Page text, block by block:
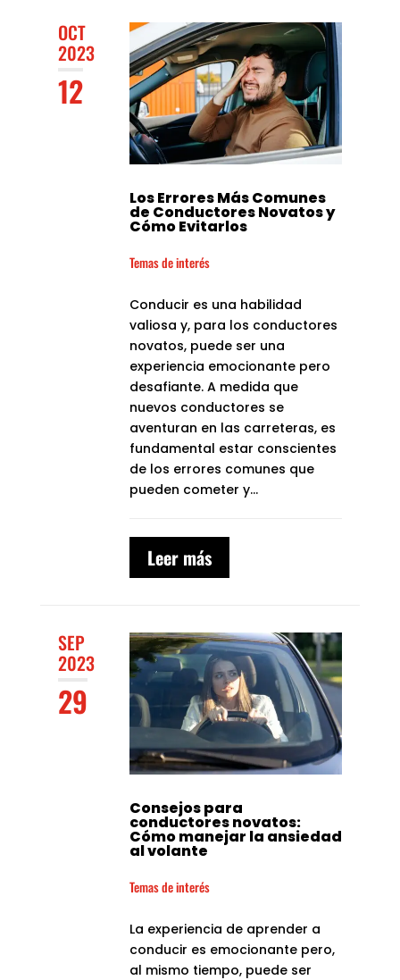
OCT
2023
12
Los Errores Más Comunes
de Conductores Novatos y
Cómo Evitarlos
Temas de interés
Conducir es una habilidad
valiosa y, para los conductores
novatos, puede ser una
experiencia emocionante pero
desafiante. A medida que
nuevos conductores se
aventuran en las carreteras, es
fundamental estar conscientes
de los errores comunes que
pueden cometer y...
Leer más
SEP
2023
29
Consejos para
conductores novatos:
Cómo manejar la ansiedad
al volante
Temas de interés
La experiencia de aprender a
conducir es emocionante pero,
al mismo tiempo, puede ser